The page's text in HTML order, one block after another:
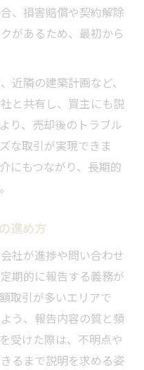
、損害賠償や契約解除
があるため、最初から
近隣の建築計画など、
と共有し、買主にも説
り、売却後のトラブル
な取引が実現できま
にもつながり、長期的
進め方
社が進捗や問い合わせ
期的に報告する義務が
取引が多いエリアで
う、報告内容の質と頻
受けた際は、不明点や
るまで説明を求める姿